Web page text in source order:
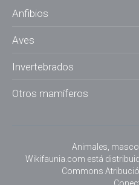
Anfibios
Aves
Invertebrados
Otros mamíferos
Animales,
Wikifaunia.com está
Commons